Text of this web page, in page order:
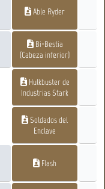
Able Ryder
Bi-Bestia
(Cabeza inferior)
Hulkbuster de
Industrias Stark
Soldados del
Enclave
Flash